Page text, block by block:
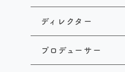
ディレクター
プロデューサー